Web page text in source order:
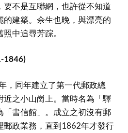
要不是互聯網，也許從不知道
的建築。余生也晚，與漂亮的
中追尋芳踪。
1846)
，同年建立了第一代郵政總
近之小山崗上。當時名為「驛
「書信館」。成立之初沒有郵
郵政業務，直到1862年才發行